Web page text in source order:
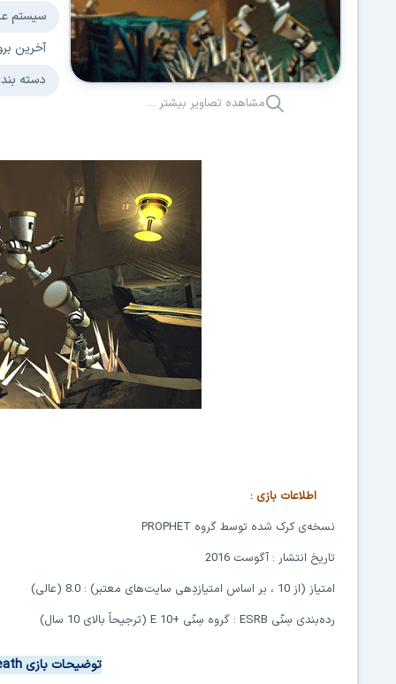
مشاهده تصاویر بیشتر ...
سیستم
آخرین
دسته
اطلاعات بازی :
نسخه‌ی کرک شده توسط گروه PROPHET
تاریخ انتشار : آگوست 2016
امتیاز (از 10 ، بر اساس امتیازدِهی سایت‌های معتبر) : 8.0 (عالی)
رده‌بندی سِنّی ESRB
: گروه سِنّی E 10+ (ترجیحاً بالای 10 سال)
توضیحات بازی